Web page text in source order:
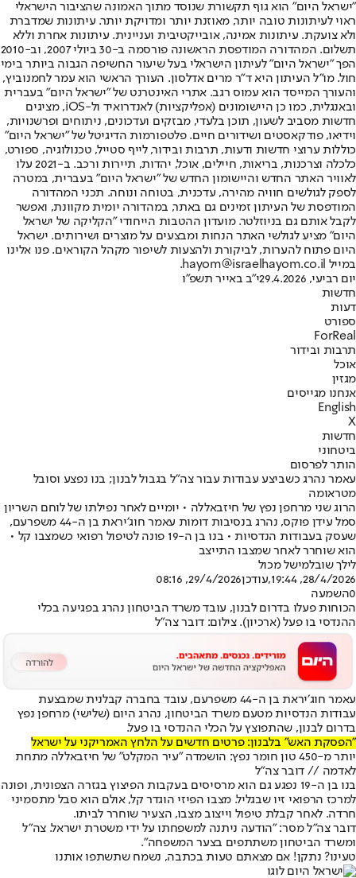
"ישראל היום" הוא גוף תקשורת שנוסד מתוך האמונה שהציבור הישראלי
ראוי לעיתונות טובה יותר, מאוזנת יותר ומדויקת יותר. עיתונות שמדברת
ולא צועקת. עיתונות אמינה, אובייקטיבית ועניינית. עיתונות אחרת וללא
תשלום. המהדורה המודפסת הראשונה פורסמה ב-30 ביולי 2007, וב-2010
הפך "ישראל היום" לעיתון הישראלי בעל שיעור החשיפה הגבוה ביותר בימי
חול. מו"ל העיתון היא ד"ר מרים אדלסון. העורך הראשי הוא עמר לחמנוביץ,
והעורך המייסד הוא עמוס רגב. אתרי האינטרנט של "ישראל היום" בעברית
ובאנגלית, כמו כן היישומונים (אפליקציות) לאנדרואיד ול-iOS, מציגים
חדשות מסביב לשעון, תוכן בלעדי, מבזקים ועדכונים, ניתוחים ופרשנויות,
וידיאו, פודקאסטים ושידורים חיים. פלטפורמות הדיגיטל של "ישראל היום"
כוללות ערוצי חדשות ודעות, תרבות ובידור, לייף סטייל, טכנולוגיה, ספורט,
כלכלה וצרכנות, בריאות, חיילים, אוכל, יהדות, תיירות ורכב. ב-2021 עלו
לאוויר האתר החדש והיישומון החדש של "ישראל היום" בעברית, במטרה
לספק לגולשים חוויה מהירה, עדכנית, בטוחה ונוחה. תכני המהדורה
המודפסת של העיתון זמינים גם באתר, במהדורה יומית מקוונת, ואפשר
לקבל אותם גם בניוזלטר. מועדון ההטבות הייחודי "הקליקה של ישראל
היום" מציע לגולשי האתר הנחות ומבצעים על מוצרים ושירותים. ישראל
היום פתוח להערות, לביקורת ולהצעות לשיפור מקהל הקוראים. פנו אלינו
במייל hayom@israelhayom.co.il.
יום רביעי, 29.4.2026
י"ב באייר תשפ"ו
חדשות
דעות
ספורט
ForReal
תרבות ובידור
אוכל
מגזין
אנחנו מגייסים
English
X
חדשות
ביטחוני
הותר לפרסום
עאמר נהרג כשביצע עבודות עבור צה"ל בגבול לבנון; בנו נפצע וסובל
מטראומה
הרוג שני מרחפן נפץ של חיזבאללה • יומיים לאחר נפילתו של לוחם השריון
סמל עידן פוקס, נהרג בנסיבות דומות עאמר חוג׳יראת בן ה-44 משפרעם,
שעסק בעבודות הנדסיות • בנו בן ה-19 פונה לטיפול רפואי כשמצבו קל •
הוא שוחרר לאחר שמצבו התייצב
לילך שובלמישל מכול
28/4/2026, 19:44
,עודכן29/4/2026, 08:16
0השמעה
הכוחות פעלו בדרום לבנון, עובד משרד הביטחון נהרג בפגיעה בכלי
ההנדסי בו פעל (ארכיון). צילום: דובר צה"ל
עאמר חוג׳יראת בן ה-44 משפרעם, עובד בחברה קבלנית שמבצעת
עבודות הנדסיות מטעם משרד הביטחון, נהרג היום (שלישי) מרחפן נפץ
בדרום לבנון, שהתפוצץ על הכלי ההנדסי בו פעל.
"הפסקת האש" בלבנון: פרטים חדשים על הלחץ האמריקני על ישראל
יותר מ-450 טון חומר נפץ: הושמדה "עיר המקלט" של חיזבאללה מתחת
לאדמה // דובר צה"ל
בנו בן ה-19 נפגע גם הוא מרסיסים בעקבות הפיצוץ בגזרה הצפונית, ופונה
למרכז הרפואי זיו שבגליל. מצבו הפיזי הוגדר קל, אולם הוא סבל מתסמיני
חרדה. לאחר קבלת טיפול וייצוב מצבו, הצעיר שוחרר לביתו.
דובר צה"ל מסר: "הודעה ניתנה למשפחתו על ידי משטרת ישראל. צה״ל
ומשרד הביטחון משתתפים בצער המשפחה".
טעינו? נתקן! אם מצאתם טעות בכתבה, נשמח שתשתפו אותנו